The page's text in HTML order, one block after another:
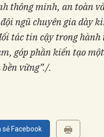
thông minh, an toàn
ngũ chuyên gia dày
tác tin cậy trong
góp phần kiến tạo
vững”./.
sẻ Facebook